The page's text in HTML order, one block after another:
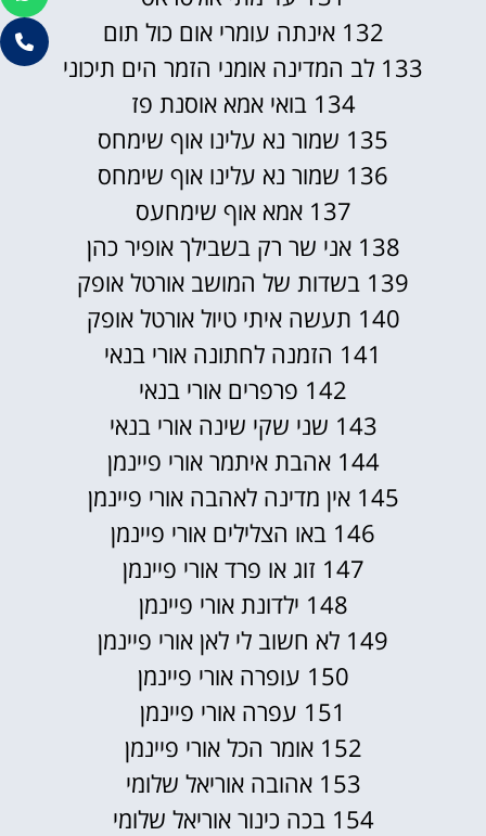
132 אינתה עומרי אום כול תום
133 לב המדינה אומני הזמר הים תיכוני
134 בואי אמא אוסנת פז
135 שמור נא עלינו אוף שימחס
136 שמור נא עלינו אוף שימחס
137 אמא אוף שימחעס
138 אני שר רק בשבילך אופיר כהן
139 בשדות של המושב אורטל אופק
140 תעשה איתי טיול אורטל אופק
141 הזמנה לחתונה אורי בנאי
142 פרפרים אורי בנאי
143 שני שקי שינה אורי בנאי
144 אהבת איתמר אורי פיינמן
145 אין מדינה לאהבה אורי פיינמן
146 באו הצלילים אורי פיינמן
147 זוג או פרד אורי פיינמן
148 ילדונת אורי פיינמן
149 לא חשוב לי לאן אורי פיינמן
150 עופרה אורי פיינמן
151 עפרה אורי פיינמן
152 אומר הכל אורי פיינמן
153 אהובה אוריאל שלומי
154 בכה כינור אוריאל שלומי